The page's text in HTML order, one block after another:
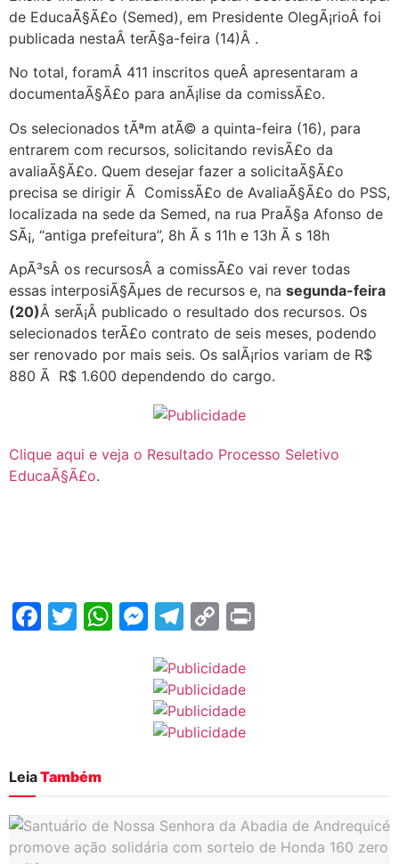
de EducaÃ§Ã£o (Semed), em Presidente OlegÃ¡rioÂ foi
publicada nestaÂ terÃ§a-feira (14)Â .
No total, foramÂ 411 inscritos queÂ apresentaram a
documentaÃ§Ã£o para anÃ¡lise da comissÃ£o.
Os selecionados tÃªm atÃ© a quinta-feira (16), para
entrarem com recursos, solicitando revisÃ£o da
avaliaÃ§Ã£o. Quem desejar fazer a solicitaÃ§Ã£o
precisa se dirigir Ã ComissÃ£o de AvaliaÃ§Ã£o do PSS,
localizada na sede da Semed, na rua PraÃ§a Afonso de
SÃ¡, “antiga prefeitura”, 8h Ã s 11h e 13h Ã s 18h
ApÃ³sÂ os recursosÂ a comissÃ£o vai rever todas
essas interposiÃ§Ãµes de recursos e, na segunda-feira
(20)Â serÃ¡Â publicado o resultado dos recursos. Os
selecionados terÃ£o contrato de seis meses, podendo
ser renovado por mais seis. Os salÃ¡rios variam de R$
880 Ã R$ 1.600 dependendo do cargo.
Clique aqui e veja o Resultado Processo Seletivo
EducaÃ§Ã£o.
Facebook
Twitter
WhatsApp
Messenger
Telegram
Copy
LeiaTambém